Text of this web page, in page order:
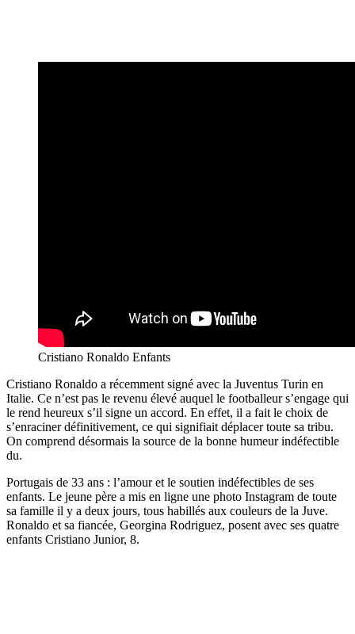
Cristiano Ronaldo Enfants
Cristiano Ronaldo a récemment signé avec la Juventus Turin en
Italie. Ce n’est pas le revenu élevé auquel le footballeur s’engage qui
le rend heureux s’il signe un accord. En effet, il a fait le choix de
s’enraciner définitivement, ce qui signifiait déplacer toute sa tribu.
On comprend désormais la source de la bonne humeur indéfectible
du.
Portugais de 33 ans : l’amour et le soutien indéfectibles de ses
enfants. Le jeune père a mis en ligne une photo Instagram de toute
sa famille il y a deux jours, tous habillés aux couleurs de la Juve.
Ronaldo et sa fiancée, Georgina Rodriguez, posent avec ses quatre
enfants Cristiano Junior, 8.